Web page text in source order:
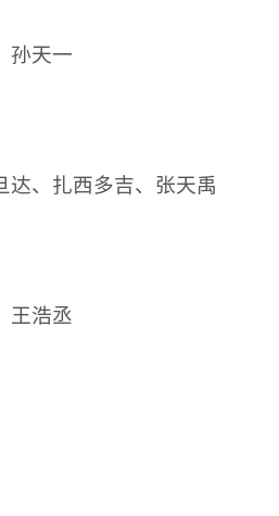
孙天一
达、扎西多吉、张天禹
王浩丞